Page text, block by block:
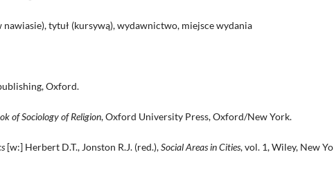
tytuł (kursywą), wydawnictwo, miejsce wydania
Oxford.
of Sociology of Religion, Oxford University Press, Oxford/New York.
[w:] Herbert D.T., Jonston R.J. (red.),Social Areas in Cities, vol. 1, Wiley, New